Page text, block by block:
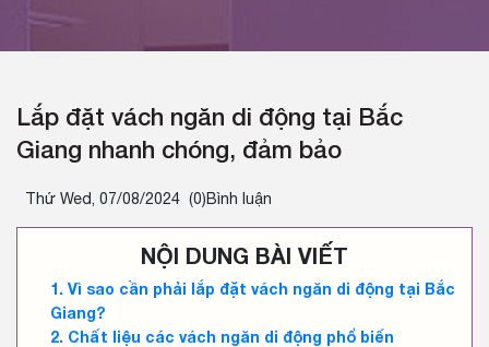
Lắp đặt vách ngăn di động tại Bắc
Giang nhanh chóng, đảm bảo
Thứ Wed, 07/08/2024 (0)Bình luận
NỘI DUNG BÀI VIẾT
Vì sao cần phải lắp đặt vách ngăn di động tại Bắc
Giang?
Chất liệu các vách ngăn di động phổ biến